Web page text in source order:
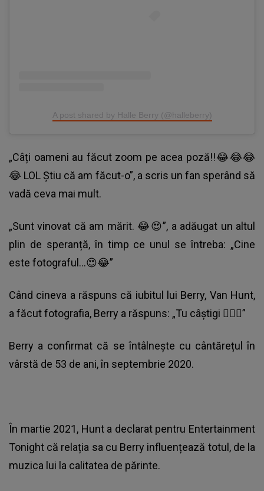
A post shared by Halle Berry (@halleberry)
„Câți oameni au făcut zoom pe acea poză!!😂😂😂
😂 LOL Știu că am făcut-o”, a scris un fan sperând să
vadă ceva mai mult.
„Sunt vinovat că am mărit. 😂😍”, a adăugat un altul
plin de speranță, în timp ce unul se întreba: „Cine
este fotograful...😍😂”
Când cineva a răspuns că iubitul lui Berry, Van Hunt,
a făcut fotografia, Berry a răspuns: „Tu câștigi 👍🏽😂”
Berry a confirmat că se întâlnește cu cântărețul în
vârstă de 53 de ani, în septembrie 2020.
În martie 2021, Hunt a declarat pentru Entertainment
Tonight că relația sa cu Berry influențează totul, de la
muzica lui la calitatea de părinte.